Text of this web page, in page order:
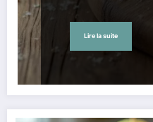
Lire la suite